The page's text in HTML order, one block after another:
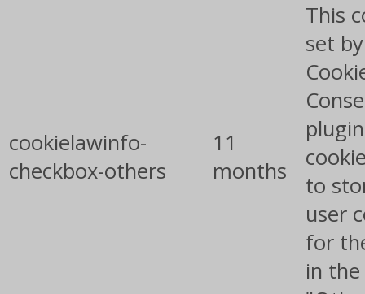
cookielawinfo-
checkbox-others
11
months
This
set
to
user
for
in